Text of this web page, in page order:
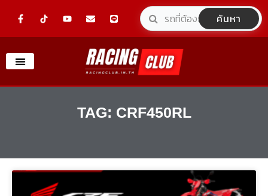
F
a
e
o
o
-
o
t
n
e
l
o
p
e
L
i
e
ค้นหา
TAG: CRF450RL